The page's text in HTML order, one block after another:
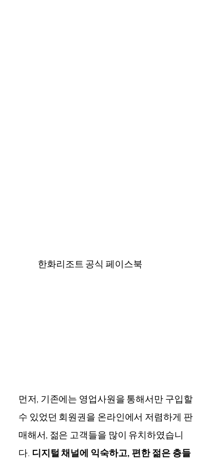
한화리조트 공식 페이스북
먼저, 기존에는 영업사원을 통해서만 구입할
수 있었던 회원권을 온라인에서 저렴하게 판
매해서, 젊은 고객들을 많이 유치하였습니
다. 디지털 채널에 익숙하고, 편한 젊은 층들